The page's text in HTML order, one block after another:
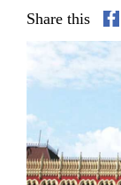
Share this